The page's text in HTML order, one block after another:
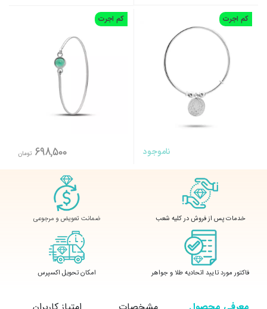
کم اجرت
ناموجود
کم اجرت
698,500 تومان
خدمات پس از فروش در کلیه شعب ضمانت تعویض و مرجوعی
فاکتور مورد تایید اتحادیه طلا و جواهر امکان تحویل اکسپرس